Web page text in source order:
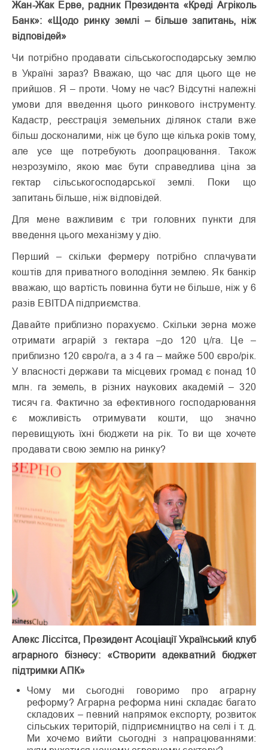
Жан-Жак Ерве, радник Президента «Креді Агріколь
Банк»: «Щодо ринку землі – більше запитань, ніж
відповідей»
Чи потрібно продавати сільськогосподарську землю
в Україні зараз? Вважаю, що час для цього ще не
прийшов. Я – проти. Чому не час? Відсутні належні
умови для введення цього ринкового інструменту.
Кадастр, реєстрація земельних ділянок стали вже
більш досконалими, ніж це було ще кілька років тому,
але усе ще потребують доопрацювання. Також
незрозуміло, якою має бути справедлива ціна за
гектар сільськогосподарської землі. Поки що
запитань більше, ніж відповідей.
Для мене важливим є три головних пункти для
введення цього механізму у дію.
Перший – скільки фермеру потрібно сплачувати
коштів для приватного володіння землею. Як банкір
вважаю, що вартість повинна бути не більше, ніж у 6
разів EBITDA підприємства.
Давайте приблизно порахуємо. Скільки зерна може
отримати аграрій з гектара –до 120 ц/га. Це –
приблизно 120 євро/га, а з 4 га – майже 500 євро/рік.
У власності держави та місцевих громад є понад 10
млн. га земель, в різних наукових академій – 320
тисяч га. Фактично за ефективного господарювання
є можливість отримувати кошти, що значно
перевищують їхні бюджети на рік. То ви ще хочете
продавати свою землю на ринку?
Алекс Ліссітса, Президент Асоціації Український клуб
аграрного бізнесу: «Створити адекватний бюджет
підтримки АПК»
Чому ми сьогодні говоримо про аграрну
реформу? Аграрна реформа нині складає багато
складових – певний напрямок експорту, розвиток
сільських територій, підприємництво на селі і т. д.
Ми хочемо вийти сьогодні з напрацюваннями: